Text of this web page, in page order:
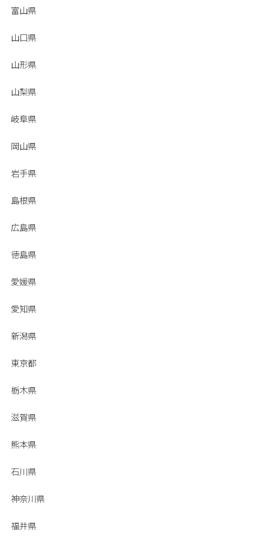
富山県
山口県
山形県
山梨県
岐阜県
岡山県
岩手県
島根県
広島県
徳島県
愛媛県
愛知県
新潟県
東京都
栃木県
滋賀県
熊本県
石川県
神奈川県
福井県